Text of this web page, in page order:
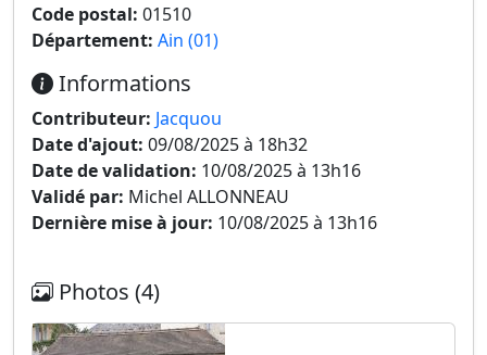
Code postal: 01510
Département: Ain (01)
Informations
Contributeur: Jacquou
Date d'ajout: 09/08/2025 à 18h32
Date de validation: 10/08/2025 à 13h16
Validé par: Michel ALLONNEAU
Dernière mise à jour: 10/08/2025 à 13h16
Photos (4)